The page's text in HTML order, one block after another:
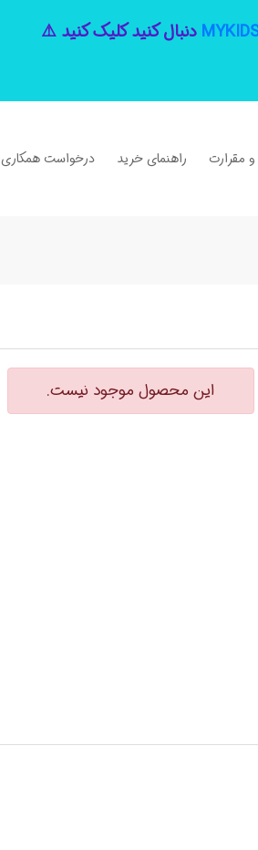
دنبال کنید کلیک کنید ⚠️
و مقرارت راهنمای خرید درخواست همکاری
این محصول موجود نیست.